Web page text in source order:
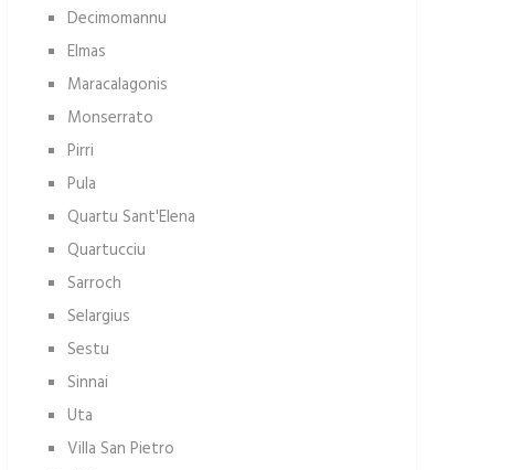
Decimomannu
Elmas
Maracalagonis
Monserrato
Pirri
Pula
Quartu Sant'Elena
Quartucciu
Sarroch
Selargius
Sestu
Sinnai
Uta
Villa San Pietro